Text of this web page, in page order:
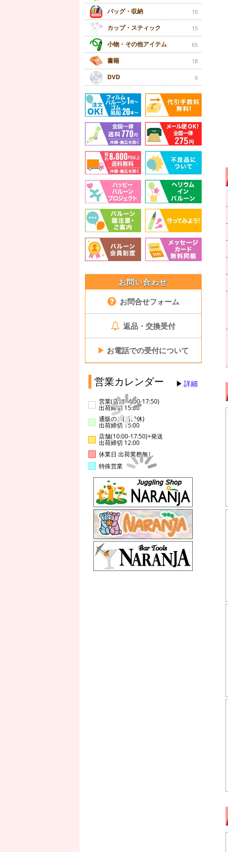
バッグ・収納 10
カップ・スティック 15
小物・その他アイテム 65
書籍 18
DVD 6
お問い合わせ
お問合せフォーム
返品・交換受付
▶ お電話での受付について
営業カレンダー 詳細
営業(店舗14:00-17:50)
出荷締切 15:00
通販のみ(店舗休)
出荷締切 15:00
店舗(10:00-17:50)+発送
出荷締切 12:00
休業日 出荷業務無し
特殊営業